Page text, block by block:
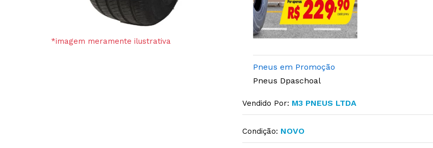
*imagem meramente ilustrativa
Pneus em Promoção
Pneus Dpaschoal
Vendido Por: M3 PNEUS LTDA
Condição: NOVO